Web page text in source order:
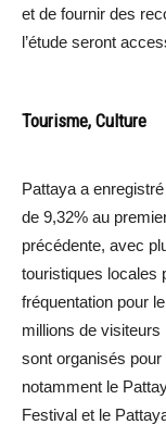
et de fournir des
l’étude seront
Tourisme, Culture
Pattaya a
de 9,32% au
précédente, avec
touristiques locales
fréquentation pour
millions de visiteurs
sont organisés pour
notamment le
Festival et le